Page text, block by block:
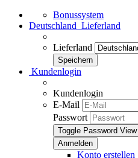
Bonussystem
Deutschland Lieferland
Lieferland
Kundenlogin
Kundenlogin
E-Mail
Passwort
Toggle Password View
Konto erstellen